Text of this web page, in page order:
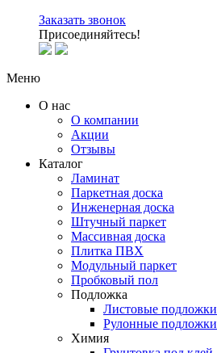
Заказать звонок
Присоединяйтесь!
Меню
О нас
О компании
Акции
Отзывы
Каталог
Ламинат
Паркетная доска
Инженерная доска
Штучный паркет
Массивная доска
Плитка ПВХ
Модульный паркет
Пробковый пол
Подложка
Листовые подложки
Рулонные подложки
Химия